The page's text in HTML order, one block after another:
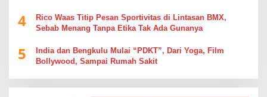
4
Rico Waas Titip Pesan Sportivitas di Lintasan BMX,
Sebab Menang Tanpa Etika Tak Ada Gunanya
5
India dan Bengkulu Mulai “PDKT”, Dari Yoga, Film
Bollywood, Sampai Rumah Sakit